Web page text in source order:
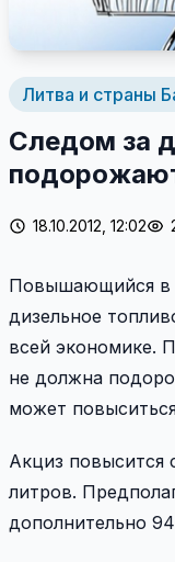
Литва и страны
Следом за
18.10.2012, 12:02
Повышающийся в
дизельное
всей экономике.
не должна
может
Акциз повысится
литров.
дополнительно